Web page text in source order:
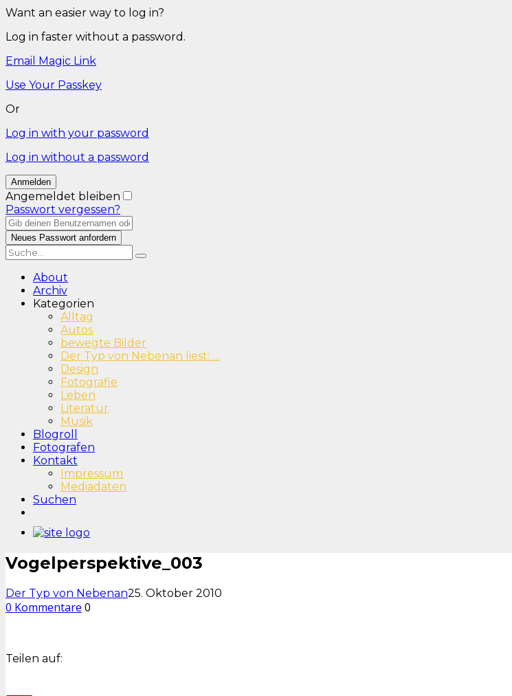
Want an easier way to log in?
Log in faster without a password.
Email Magic Link
Use Your Passkey
Or
Log in with your password
Log in without a password
Angemeldet bleiben
Passwort vergessen?
About
Archiv
Kategorien
Alltag
Autos
bewegte Bilder
Der Typ von Nebenan liest: …
Design
Fotografie
Leben
Literatur
Musik
Blogroll
Fotografen
Kontakt
Impressum
Mediadaten
Suchen
Vogelperspektive_003
Der Typ von Nebenan25. Oktober 2010
0 Kommentare 0
Teilen auf: